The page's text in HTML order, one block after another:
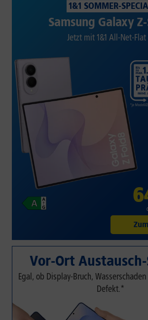
1&1 SOMMER-
Samsung Galaxy
Jetzt mit 1&1 All-Net-Flat
Vor-Ort
Egal, ob Display-Bruch,
Defekt.*